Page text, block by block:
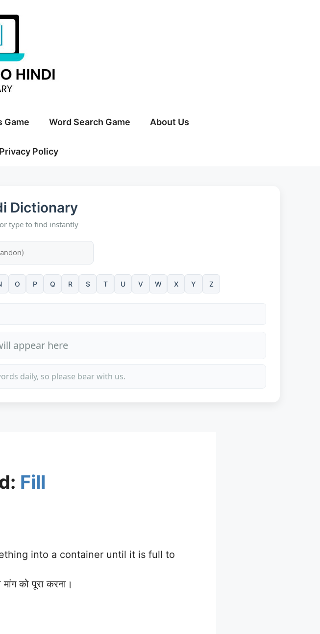
Game Word Search Game About Us
Privacy Policy
Dictionary
type to find instantly
O P Q R S T U V W X Y Z
appear here
daily, so please bear with us.
Fill
into a container until it is full to
को पूरा करना।